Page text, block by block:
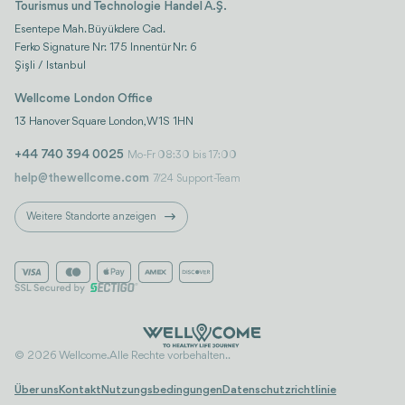
Tourismus und Technologie Handel A.Ş.
Esentepe Mah. Büyükdere Cad.
Ferko Signature Nr: 175 Innentür Nr: 6
Şişli / Istanbul
Wellcome London Office
13 Hanover Square London, W1S 1HN
+44 740 394 0025 Mo-Fr 08:30 bis 17:00
help@thewellcome.com 7/24 Support-Team
Weitere Standorte anzeigen
© 2026 Wellcome. Alle Rechte vorbehalten..
Über uns Kontakt Nutzungsbedingungen Datenschutzrichtlinie